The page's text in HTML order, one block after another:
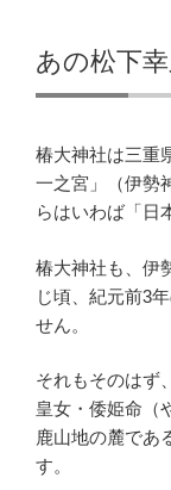
あの松下
椿大神社は三重
一之宮」（伊勢
らはいわば「日
椿大神社も、伊
じ頃、紀元前3
せん。
それもそのはず
皇女・倭姫命（
鹿山地の麓であ
す。